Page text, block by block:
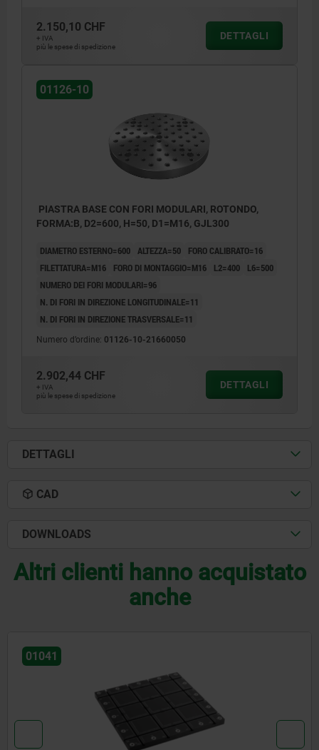
2.150,10 CHF
+ IVA
più le spese di spedizione
DETTAGLI
01126-10
PIASTRA BASE CON FORI MODULARI, ROTONDO,
FORMA:B, D2=600, H=50, D1=M16, GJL300
DIAMETRO ESTERNO=600 ALTEZZA=50
FORO CALIBRATO=16
FILETTATURA=M16
FORO DI MONTAGGIO=M16 L2=400
L6=500
NUMERO DEI FORI MODULARI=96
N. DI FORI IN DIREZIONE LONGITUDINALE=11
N. DI FORI IN DIREZIONE TRASVERSALE=11
Numero d’ordine: 01126-10-21660050
2.902,44 CHF
+ IVA
più le spese di spedizione
DETTAGLI
DETTAGLI
CAD
DOWNLOADS
Altri clienti hanno acquistato
anche